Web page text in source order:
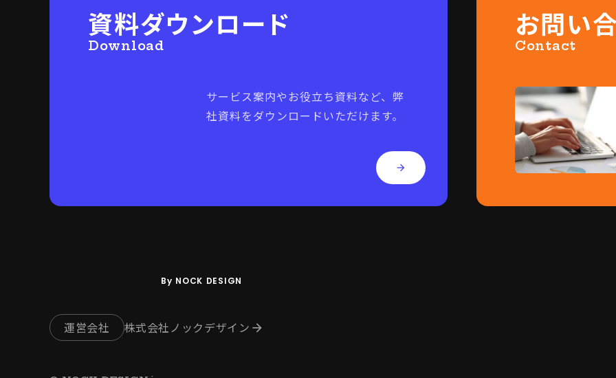
資料ダウンロード
Download
サービス案内やお役立ち資料など、弊
社資料をダウンロードいただけます。
arrow_forward
お問い
Contact
By NOCK DESIGN
運営会社 株式会社ノックデザイン arrow_forward